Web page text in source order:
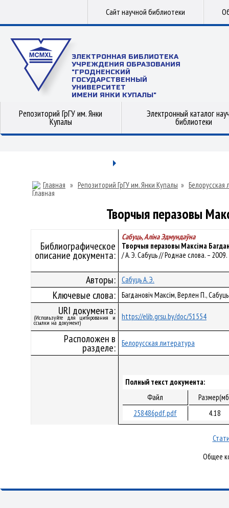
Сайт научной библиотеки
ЭЛЕКТРОННАЯ БИБЛИОТЕКА
УЧРЕЖДЕНИЯ ОБРАЗОВАНИЯ
"ГРОДНЕНСКИЙ
ГОСУДАРСТВЕННЫЙ
УНИВЕРСИТЕТ
ИМЕНИ ЯНКИ КУПАЛЫ"
Репозиторий ГрГУ им. Янки
Купалы
Электронный каталог
библиотеки
Главная » Репозиторий ГрГУ им. Янки Купалы » Белорусская
Творчыя перазовы
Библиографическое
описание документа:
Сабуць, Аліна Эдмундаўна
Творчыя перазовы Максіма
/ А. Э. Сабуць // Роднае слова. –
Авторы: Сабуць А. Э.
Ключевые слова: Багдановіч Максім, Верлен П.,
URI документа:
(Используйте для цитирования и
ссылки на документ)
https://elib.grsu.by/doc/51554
Расположен в
разделе: Белорусская литература
Полный текст документа:
Файл
258486pdf.pdf
4.18
Общее